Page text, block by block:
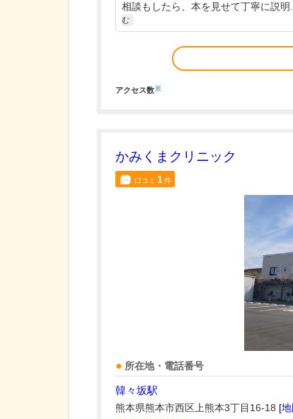
相談もしたら、本を見せて丁寧に説明...
む
アクセス数※
かみくまクリニック
口コミ 1件
所在地・電話番号
韓々坂駅
熊本県熊本市西区上熊本3丁目16-18 [